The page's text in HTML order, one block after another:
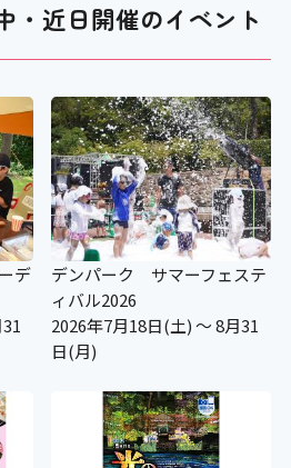
・近日開催のイベント
デ
デンパーク サマーフェステ
ィバル2026
2026年7月18日(土) ～ 8月31
日(月)